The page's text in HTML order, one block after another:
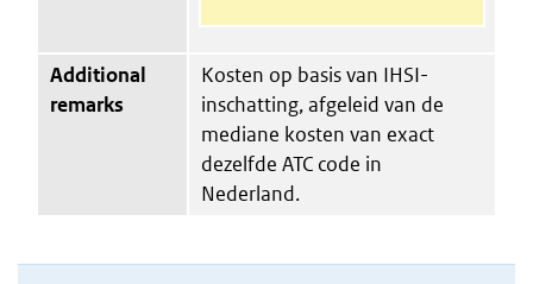
Additional
remarks
Kosten op basis van IHSI-
inschatting, afgeleid van de
mediane kosten van exact
dezelfde ATC code in
Nederland.